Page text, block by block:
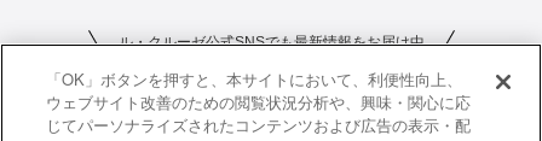
ル・クルーゼ公式SNSでも最新情報をお届け中
「OK」ボタンを押すと、本サイトにおいて、利便性向上、
ウェブサイト改善のための閲覧状況分析や、興味・関心に応
じてパーソナライズされたコンテンツおよび広告の表示・配